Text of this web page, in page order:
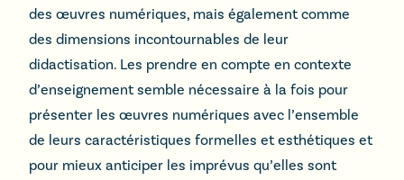
des œuvres numériques, mais également comme
des dimensions incontournables de leur
didactisation. Les prendre en compte en contexte
d’enseignement semble nécessaire à la fois pour
présenter les œuvres numériques avec l’ensemble
de leurs caractéristiques formelles et esthétiques et
pour mieux anticiper les imprévus qu’elles sont